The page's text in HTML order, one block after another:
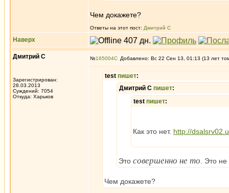
Чем докажете?
Ответы на этот пост: Дмитрий С
Наверх
Дмитрий С
Зарегистрирован:
28.03.2013
Суждений: 7054
Откуда: Харьков
№165004 Добавлено: Вс 22 Сен 13, 01:13 (13 лет
test пишет:
Дмитрий С пишет:
test пишет:
Как это нет. http://
Это совершенно не то . Это
Чем докажете?